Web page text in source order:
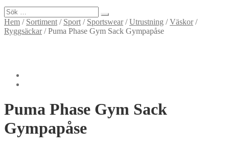
Sök
efter:
Hem / Sortiment / Sport / Sportswear/Utrustning /Väskor/
Ryggsäckar/Puma Phase Gym Sack Gympapåse
Puma Phase Gym Sack
Gympapåse